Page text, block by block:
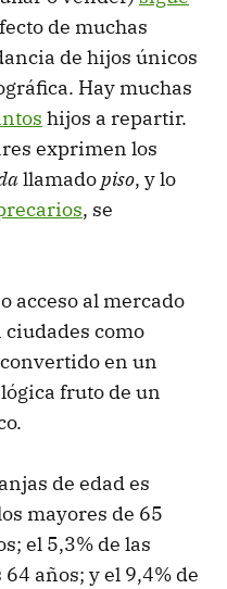
de muchas
de hijos únicos
Hay muchas
hijos a repartir.
exprimen los
llamadopiso, y lo
, se
acceso al mercado
como
convertido en un
fruto de un
de edad es
mayores de 65
el 5,3% de las
años; y el 9,4% de